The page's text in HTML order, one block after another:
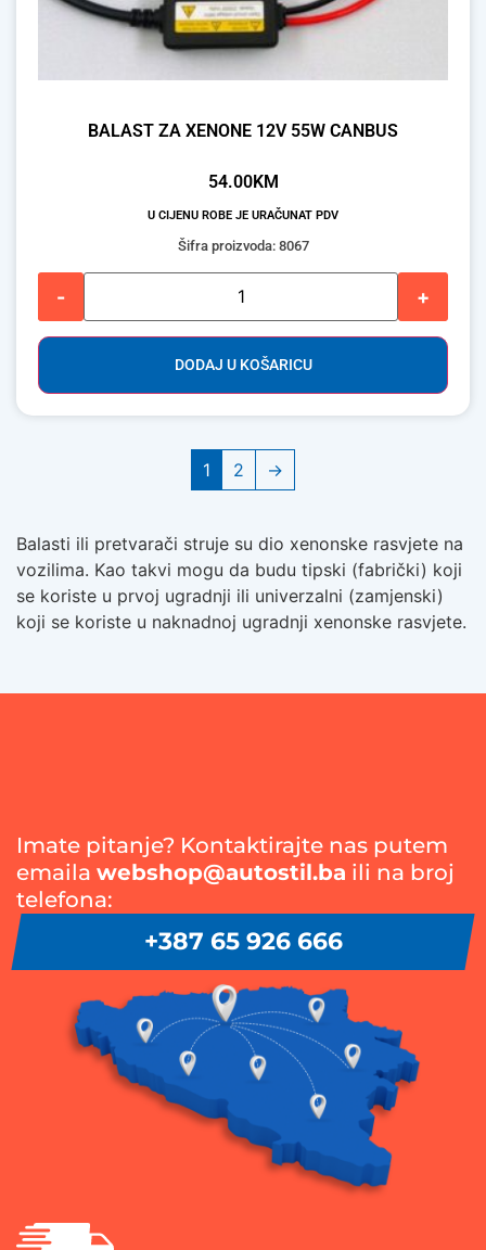
BALAST ZA XENONE 12V 55W CANBUS
54.00KM
U CIJENU ROBE JE URAČUNAT PDV
Šifra proizvoda: 8067
- +
DODAJ U KOŠARICU
1 2 →
Balasti ili pretvarači struje su dio xenonske rasvjete na
vozilima. Kao takvi mogu da budu tipski (fabrički) koji
se koriste u prvoj ugradnji ili univerzalni (zamjenski)
koji se koriste u naknadnoj ugradnji xenonske rasvjete.
Imate pitanje? Kontaktirajte nas putem
emaila webshop@autostil.ba ili na broj
telefona:
+387 65 926 666